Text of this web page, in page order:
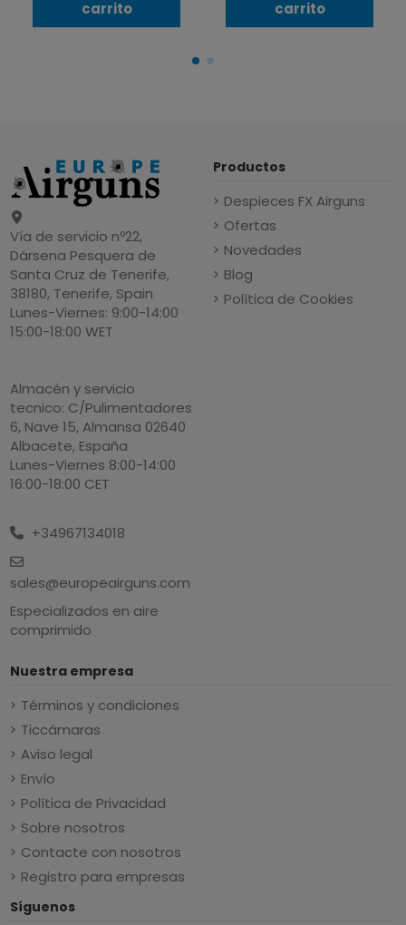
carrito
carrito
Vía de servicio nº22,
Dársena Pesquera de
Santa Cruz de Tenerife,
38180, Tenerife, Spain
Lunes-Viernes: 9:00-14:00
15:00-18:00 WET
Almacén y servicio
tecnico: C/Pulimentadores
6, Nave 15, Almansa 02640
Albacete, España
Lunes-Viernes 8:00-14:00
16:00-18:00 CET
+34967134018
sales@europeairguns.com
Especializados en aire
comprimido
Productos
Despieces FX Airguns
Ofertas
Novedades
Blog
Política de Cookies
Nuestra empresa
Términos y condiciones
Ticcámaras
Aviso legal
Envío
Política de Privacidad
Sobre nosotros
Contacte con nosotros
Registro para empresas
Síguenos